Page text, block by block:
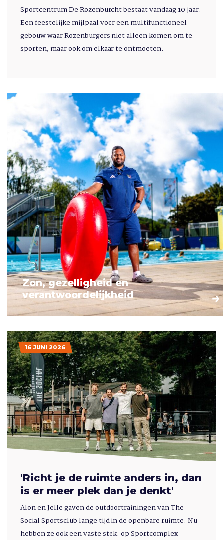
Sportcentrum De Rozenburcht bestaat vandaag 10 jaar.
Een feestelijke mijlpaal voor een multifunctioneel
gebouw waar Rozenburgers niet alleen komen om te
sporten, maar ook om elkaar te ontmoeten.
Zon, gezelligheid en
verantwoordelijkheid
16 JUNI 2026
'Richt je de ruimte anders in, dan
is er meer plek dan je denkt'
Alon en Jelle gaven de outdoortrainingen van The
Social Sportsclub lange tijd in de openbare ruimte. Nu
hebben ze ook een vaste stek: op Sportcomplex